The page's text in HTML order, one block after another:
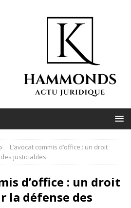
L’avocat commis d’office : un droit
justiciables
d’office : un droit
la défense des